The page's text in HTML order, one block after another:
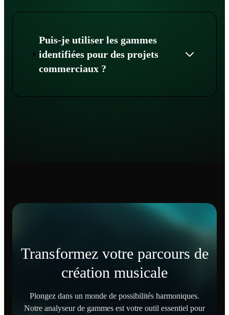
Puis-je utiliser les gammes
identifiées pour des projets
commerciaux ?
Transformez votre parcours de
création musicale
Plongez dans un monde de possibilités harmoniques.
Notre analyseur de gammes est votre outil essentiel pour